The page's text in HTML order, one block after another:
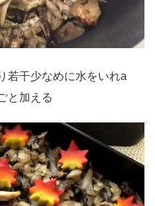
干少なめに水をいれa
と加える